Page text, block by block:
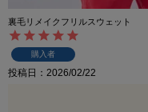
裏毛リメイクフリルスウェット
購入者
投稿日 2026/02/22